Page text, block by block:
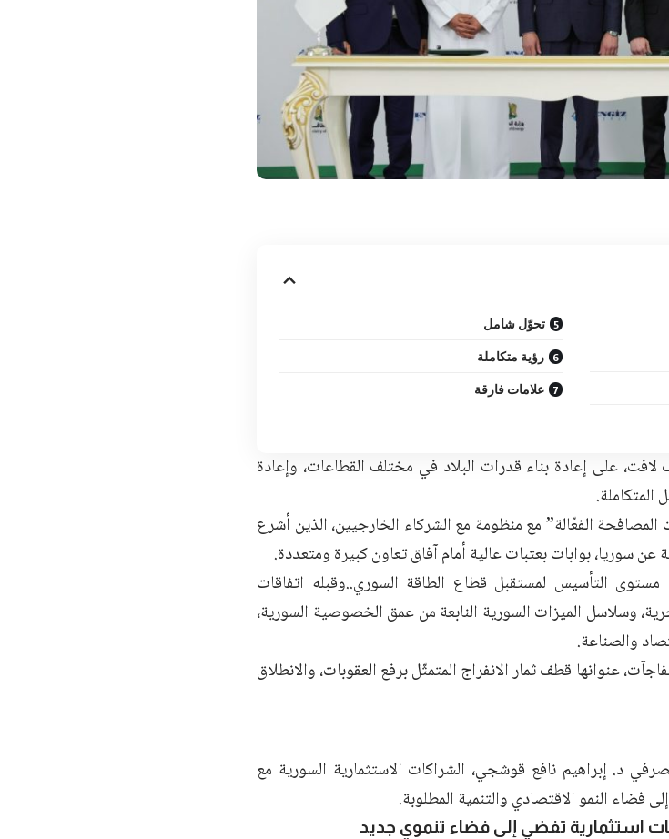
تحوّل شامل
رؤية متكاملة
علامات فارقة
لافت، على إعادة بناء قدرات البلاد في مختلف القطاعات، وإعادة
الفعّالة” مع منظومة مع الشركاء الخارجيين، الذين أشرع
عن سوريا، بوابات بعتبات عالية أمام آفاق تعاون كبيرة ومتعددة.
مستوى التأسيس لمستقبل قطاع الطاقة السوري..وقبله اتفاقات
وسلاسل الميزات السورية النابعة من عمق الخصوصية السورية،
والصناعة.
عنوانها قطف ثمار الانفراج المتمثّل برفع العقوبات، والانطلاق
د. إبراهيم نافع قوشجي، الشراكات الاستثمارية السورية مع
فضاء النمو الاقتصادي والتنمية المطلوبة.
استثمارية تفضي إلى فضاء تنموي جديد